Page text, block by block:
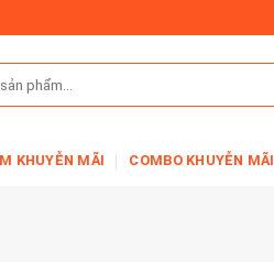
KHUYỄN MÃI COMBO KHUYỄN MÃI